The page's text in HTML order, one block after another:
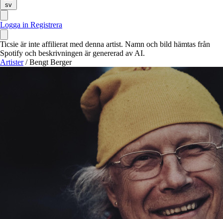
sv
Logga in Registrera
Ticsie är inte affilierat med denna artist. Namn och bild hämtas från
Spotify och beskrivningen är genererad av AI.
Artister / Bengt Berger